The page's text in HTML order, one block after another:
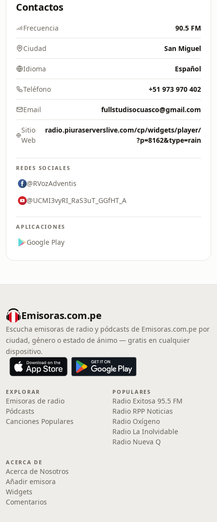
Contactos
Frecuencia 90.5 FM
Ciudad San Miguel
Idioma Español
Teléfono +51 973 970 402
Email fullstudisocuasco@gmail.com
Sitio
Web
radio.piuraserverslive.com/cp/widgets/player/
?p=8162&type=rain
REDES SOCIALES
@RVozAdventis
@UCMI3vyRI_RaS3uT_GGfHT_A
APLICACIONES
Google Play
Emisoras.com.pe
Escucha emisoras de radio y pódcasts de Emisoras.com.pe por
ciudad, género o estado de ánimo — gratis en cualquier
dispositivo.
EXPLORAR
Emisoras de radio
Pódcasts
Canciones Populares
POPULARES
Radio Exitosa 95.5 FM
Radio RPP Noticias
Radio Oxígeno
Radio La Inolvidable
Radio Nueva Q
ACERCA DE
Acerca de Nosotros
Añadir emisora
Widgets
Comentarios